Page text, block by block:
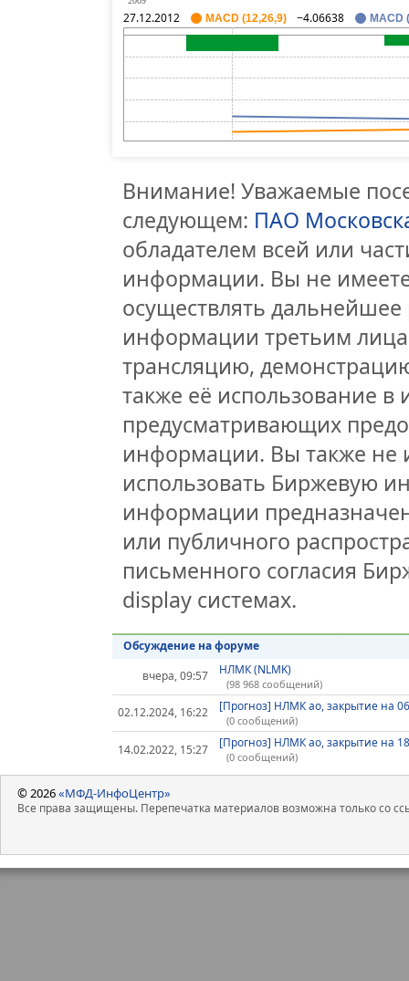
27.12.2012 MACD (12,26,9) −4.06638 MACD
Внимание! Уважаемые
следующем: ПАО
обладателем всей или
информации. Вы не
осуществлять
информации третьим
трансляцию,
также её использование
предусматривающих
информации. Вы также не
использовать Биржевую
информации
или публичного
письменного согласия
display системах.
Обсуждение на форуме
вчера, 09:57
НЛМК (NLMK)
(98 968 сообщений)
02.12.2024, 16:22 [Прогноз] НЛМК ао, закрытие на
(0 сообщений)
14.02.2022, 15:27 [Прогноз] НЛМК ао, закрытие на
(0 сообщений)
© 2026«МФД-ИнфоЦентр»
Все права защищены. Перепечатка материалов возможна только со